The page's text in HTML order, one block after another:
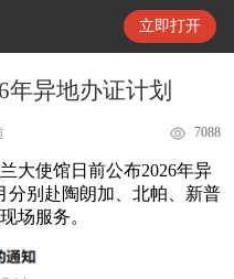
立即打开
异地办证计划
7088
大使馆日前公布2026年异
分别赴陶朗加、北帕、新普
场服务。